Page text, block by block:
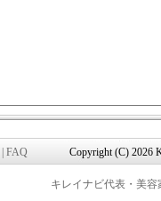
FAQ Copyright (C) 2026
キレイナビ代表・美